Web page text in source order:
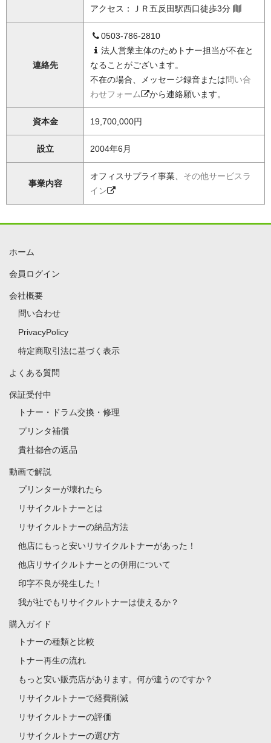
アクセス：ＪＲ五反田駅西口徒歩3分
連絡先
0503-786-2810
法人営業主体のためトナー担当が不在と
なることがございます。
不在の場合、メッセージ録音または問い合
わせフォーム
から連絡願います。
資本金 19,700,000円
設立 2004年6月
事業内容
オフィスサプライ事業、 その他サービスラ
イン
ホーム
会員ログイン
会社概要
問い合わせ
PrivacyPolicy
特定商取引法に基づく表示
よくある質問
保証受付中
トナー・ドラム交換・修理
プリンタ補償
貴社都合の返品
動画で解説
プリンターが壊れたら
リサイクルトナーとは
リサイクルトナーの納品方法
他店にもっと安いリサイクルトナーがあった！
他店リサイクルトナーとの併用について
印字不良が発生した！
我が社でもリサイクルトナーは使えるか？
購入ガイド
トナーの種類と比較
トナー再生の流れ
もっと安い販売店があります。何が違うのですか？
リサイクルトナーで経費削減
リサイクルトナーの評価
リサイクルトナーの選び方